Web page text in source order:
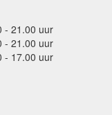
- 21.00 uur
- 21.00 uur
- 17.00 uur